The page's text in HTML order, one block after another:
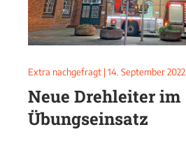
Extra nachgefragt | 14. September 2022
Neue Drehleiter im
Übungseinsatz